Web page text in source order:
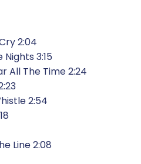
2:04
Nights 3:15
All The Time 2:24
2:54
Line 2:08